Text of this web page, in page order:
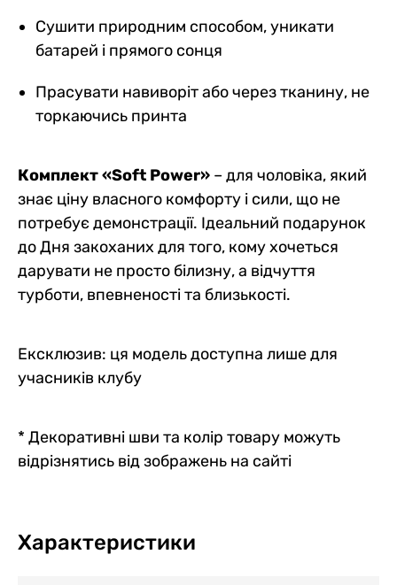
Сушити природним способом, уникати
батарей і прямого сонця
Прасувати навиворіт або через тканину, не
торкаючись принта
Комплект «Soft Power» – для чоловіка, який
знає ціну власного комфорту і сили, що не
потребує демонстрації. Ідеальний подарунок
до Дня закоханих для того, кому хочеться
дарувати не просто білизну, а відчуття
турботи, впевненості та близькості.
Ексклюзив: ця модель доступна лише для
учасників клубу
* Декоративні шви та колір товару можуть
відрізнятись від зображень на сайті
Характеристики